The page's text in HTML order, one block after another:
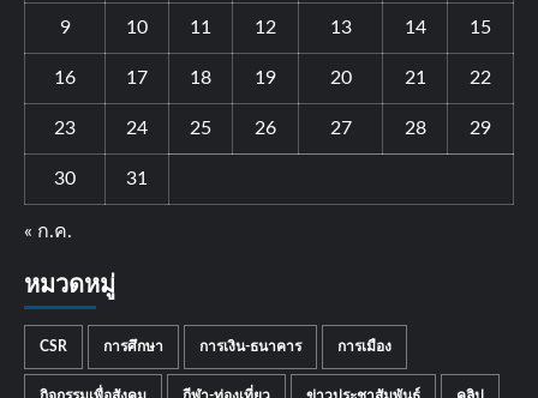
9 10 11 12 13 14 15
16 17 18 19 20 21 22
23 24 25 26 27 28 29
30 31
« ก.ค.
หมวดหมู่
CSR การศึกษา การเงิน-ธนาคาร การเมือง